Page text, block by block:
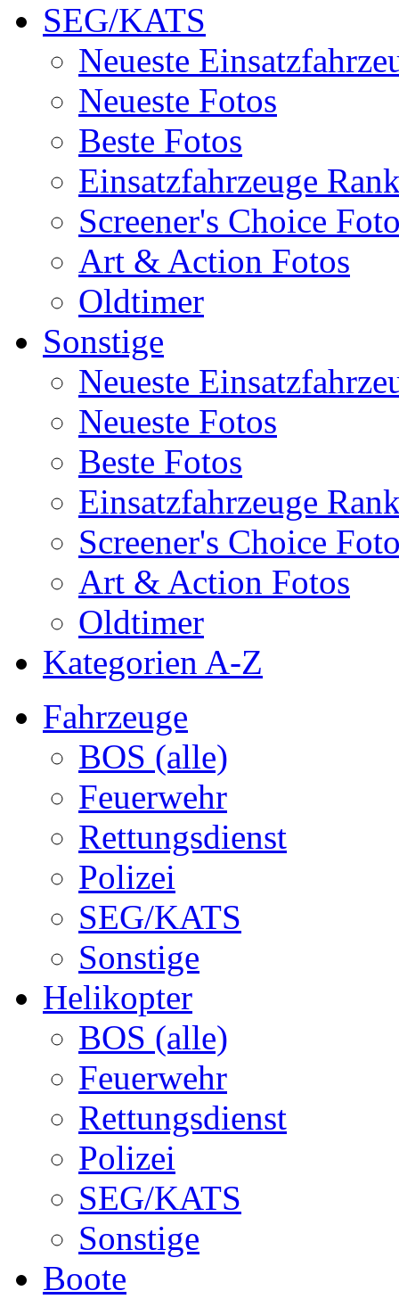
SEG/KATS
Neueste
Neueste Fotos
Beste Fotos
Einsatzfahrzeuge
Screener's Choice
Art & Action Fotos
Oldtimer
Sonstige
Neueste
Neueste Fotos
Beste Fotos
Einsatzfahrzeuge
Screener's Choice
Art & Action Fotos
Oldtimer
Kategorien A-Z
Fahrzeuge
BOS (alle)
Feuerwehr
Rettungsdienst
Polizei
SEG/KATS
Sonstige
Helikopter
BOS (alle)
Feuerwehr
Rettungsdienst
Polizei
SEG/KATS
Sonstige
Boote